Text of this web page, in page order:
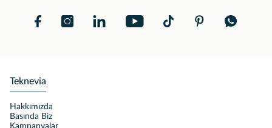
Teknevia
Hakkımızda
Basında Biz
Kampanyalar